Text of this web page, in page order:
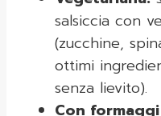
salsiccia con
(zucchine,
ottimi
senza lievito).
Con